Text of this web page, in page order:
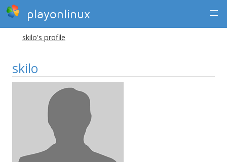
playonlinux
skilo's profile
skilo